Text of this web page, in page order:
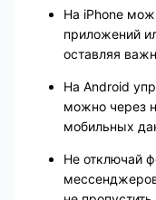
На iPhone
приложений
оставляя
На Android
можно через
мобильных
Не отключай